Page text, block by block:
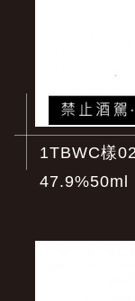
1TBWC樣
47.9%50ml